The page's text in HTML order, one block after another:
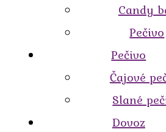
Candy
Pečivo
Pečivo
Čajové
Slané
Dovoz